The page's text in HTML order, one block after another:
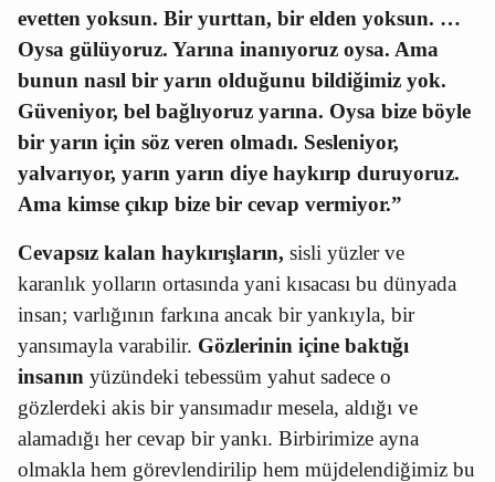
evetten yoksun. Bir yurttan, bir elden yoksun. …
Oysa gülüyoruz. Yarına inanıyoruz oysa. Ama
bunun nasıl bir yarın olduğunu bildiğimiz yok.
Güveniyor, bel bağlıyoruz yarına. Oysa bize böyle
bir yarın için söz veren olmadı. Sesleniyor,
yalvarıyor, yarın yarın diye haykırıp duruyoruz.
Ama kimse çıkıp bize bir cevap vermiyor.”
Cevapsız kalan haykırışların, sisli yüzler ve
karanlık yolların ortasında yani kısacası bu dünyada
insan; varlığının farkına ancak bir yankıyla, bir
yansımayla varabilir. Gözlerinin içine baktığı
insanın yüzündeki tebessüm yahut sadece o
gözlerdeki akis bir yansımadır mesela, aldığı ve
alamadığı her cevap bir yankı. Birbirimize ayna
olmakla hem görevlendirilip hem müjdelendiğimiz bu